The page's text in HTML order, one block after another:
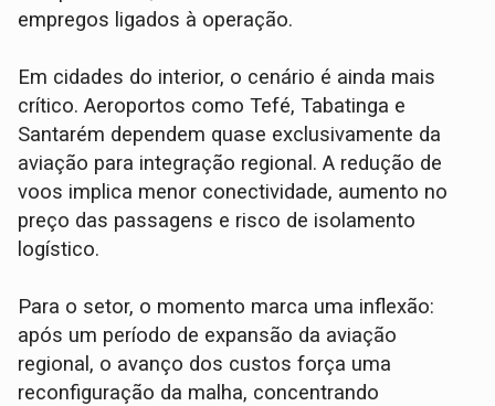
empregos ligados à operação.
Em cidades do interior, o cenário é ainda mais
crítico. Aeroportos como Tefé, Tabatinga e
Santarém dependem quase exclusivamente da
aviação para integração regional. A redução de
voos implica menor conectividade, aumento no
preço das passagens e risco de isolamento
logístico.
Para o setor, o momento marca uma inflexão:
após um período de expansão da aviação
regional, o avanço dos custos força uma
reconfiguração da malha, concentrando